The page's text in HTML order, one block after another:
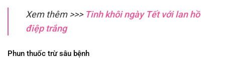
Xem thêm >>> Tinh khôi ngày Tết với lan hồ
điệp trắng
Phun thuốc trừ sâu bệnh